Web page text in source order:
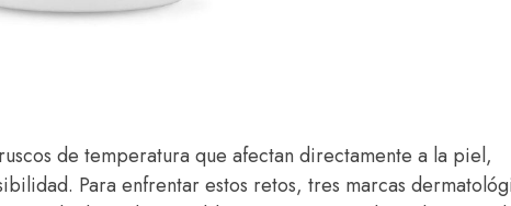
de temperatura que afectan directamente a la piel,
Para enfrentar estos retos, tres marcas